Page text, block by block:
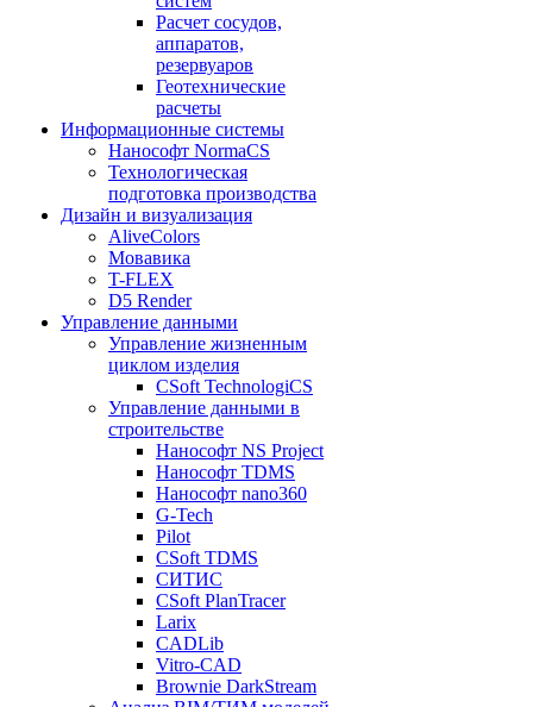
Расчет сосудов,
аппаратов,
резервуаров
Геотехнические
расчеты
Информационные системы
Нанософт NormaCS
Технологическая
подготовка производства
Дизайн и визуализация
AliveColors
Мовавика
T-FLEX
D5 Render
Управление данными
Управление жизненным
циклом изделия
CSoft TechnologiCS
Управление данными в
строительстве
Нанософт NS Project
Нанософт TDMS
Нанософт nano360
G-Tech
Pilot
CSoft TDMS
СИТИС
CSoft PlanTracer
Larix
CADLib
Vitro-CAD
Brownie DarkStream